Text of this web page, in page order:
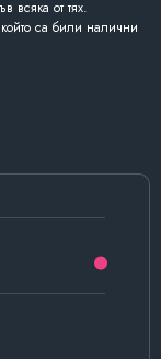
всяка от тях.
са били налични